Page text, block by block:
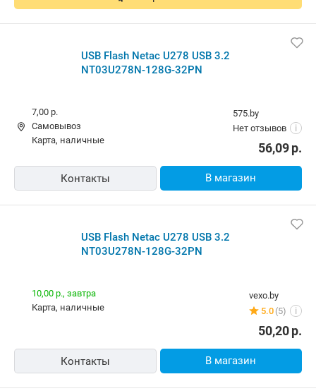
USB Flash Netac U278 USB 3.2
NT03U278N-128G-32PN
575.by
Нет отзывов
i
7,00 р.
Самовывоз
карта, наличные
56,09р.
Контакты В магазин
USB Flash Netac U278 USB 3.2
NT03U278N-128G-32PN
vexo.by
5.0 (5) i
10,00 р., завтра
карта, наличные
50,20р.
Контакты В магазин